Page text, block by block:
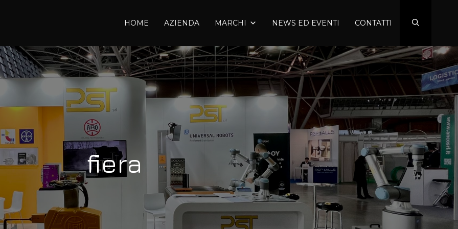
HOME AZIENDA MARCHI NEWS ED EVENTI CONTATTI
fiera